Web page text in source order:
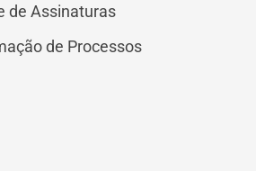
de Assinaturas
de Processos